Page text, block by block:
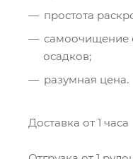
простота
самоочищение
осадков;
разумная цена.
Доставка от 1 часа